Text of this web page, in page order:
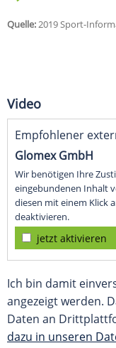
Quelle:2019 Sport-
Video
Empfohlener
Glomex GmbH
Wir benötigen Ihre
eingebundenen Inhalt
diesen mit einem Klick
deaktivieren.
jetzt aktivieren
Ich bin damit
angezeigt werden.
Daten an
dazu in unseren